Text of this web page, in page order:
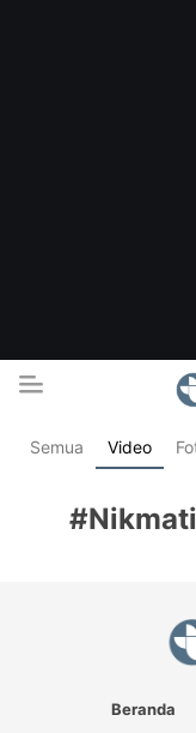
Timelines.id
Media Literasi,
Semua Video
Beranda